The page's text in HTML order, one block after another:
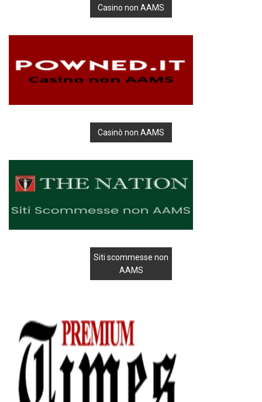
Casino non AAMS
Casinò non AAMS
Siti scommesse non
AAMS